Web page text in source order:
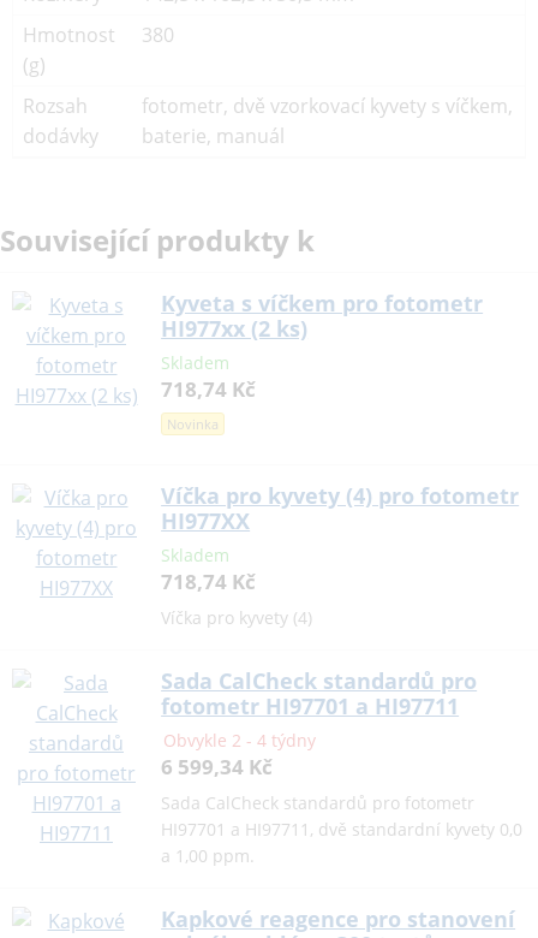
Hmotnost
(g)
380
Rozsah
dodávky
fotometr, dvě vzorkovací kyvety s víčkem,
baterie, manuál
Související produkty k
Kyveta s víčkem pro fotometr
HI977xx (2 ks)
Skladem
718,74 Kč
Novinka
Víčka pro kyvety (4) pro fotometr
HI977XX
Skladem
718,74 Kč
Víčka pro kyvety (4)
Sada CalCheck standardů pro
fotometr HI97701 a HI97711
Obvykle 2 - 4 týdny
6 599,34 Kč
Sada CalCheck standardů pro fotometr
HI97701 a HI97711, dvě standardní kyvety 0,0
a 1,00 ppm.
Kapkové reagence pro stanovení